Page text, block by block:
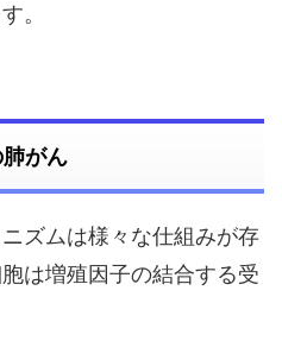
。
がん
ズムは様々な仕組みが存
は増殖因子の結合する受